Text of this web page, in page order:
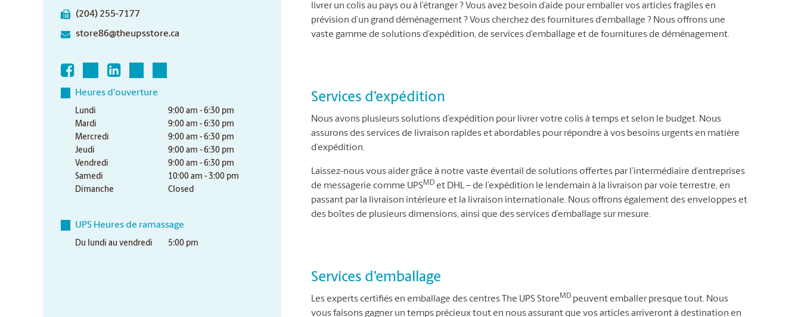
(204) 255-7177
store86@theupsstore.ca
Heures d'ouverture
Lundi
9:00 am - 6:30 pm
Mardi
9:00 am - 6:30 pm
Mercredi
9:00 am - 6:30 pm
Jeudi
9:00 am - 6:30 pm
Vendredi
9:00 am - 6:30 pm
Samedi
10:00 am - 3:00 pm
Dimanche
Closed
UPS Heures de ramassage
Du lundi au vendredi 5:00 pm
livrer un colis au pays ou à l’étranger ? Vous avez besoin d’aide pour emballer vos articles fragiles en
prévision d’un grand déménagement ? Vous cherchez des fournitures d’emballage ? Nous offrons une
vaste gamme de solutions d’expédition, de services d’emballage et de fournitures de déménagement.
Services d’expédition
Nous avons plusieurs solutions d’expédition pour livrer votre colis à temps et selon le budget. Nous
assurons des services de livraison rapides et abordables pour répondre à vos besoins urgents en matière
d’expédition.
Laissez-nous vous aider grâce à notre vaste éventail de solutions offertes par l’intermédiaire d’entreprises
de messagerie comme UPSMD et DHL – de l’expédition le lendemain à la livraison par voie terrestre, en
passant par la livraison intérieure et la livraison internationale. Nous offrons également des enveloppes et
des boîtes de plusieurs dimensions, ainsi que des services d’emballage sur mesure.
Services d’emballage
Les experts certifiés en emballage des centres The UPS StoreMD peuvent emballer presque tout. Nous
vous faisons gagner un temps précieux tout en nous assurant que vos articles arriveront à destination en